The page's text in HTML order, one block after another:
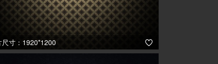
尺寸：1920*1200 